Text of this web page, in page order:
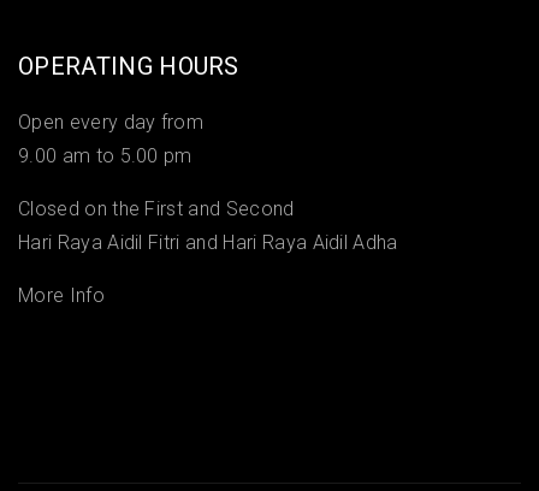
OPERATING HOURS
Open every day from
9.00 am to 5.00 pm
Closed on the First and Second
Hari Raya Aidil Fitri and Hari Raya Aidil Adha
More Info